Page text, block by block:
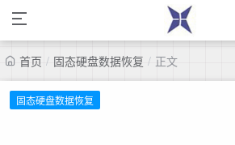
首页 / 固态硬盘数据恢复 / 正文
固态硬盘数据恢复